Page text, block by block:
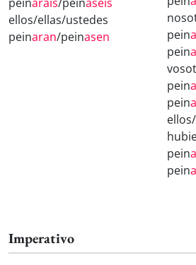
ellos/ellas/ustedes
peinaran/peinasen
pein
pein
pein
pein
pein
pein
Imperativo